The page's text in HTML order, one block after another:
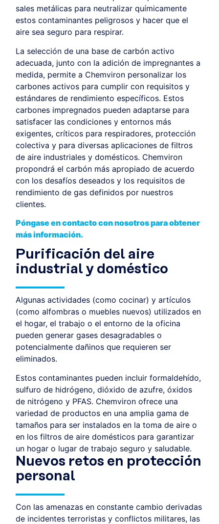
sales metálicas para neutralizar químicamente
estos contaminantes peligrosos y hacer que el
aire sea seguro para respirar.
La selección de una base de carbón activo
adecuada, junto con la adición de impregnantes a
medida, permite a Chemviron personalizar los
carbones activos para cumplir con requisitos y
estándares de rendimiento específicos. Estos
carbones impregnados pueden adaptarse para
satisfacer las condiciones y entornos más
exigentes, críticos para respiradores, protección
colectiva y para diversas aplicaciones de filtros
de aire industriales y domésticos. Chemviron
propondrá el carbón más apropiado de acuerdo
con los desafíos deseados y los requisitos de
rendimiento de gas definidos por nuestros
clientes.
Póngase en contacto con nosotros para obtener
más información.
Purificación del aire
industrial y doméstico
Algunas actividades (como cocinar) y artículos
(como alfombras o muebles nuevos) utilizados en
el hogar, el trabajo o el entorno de la oficina
pueden generar gases desagradables o
potencialmente dañinos que requieren ser
eliminados.
Estos contaminantes pueden incluir formaldehído,
sulfuro de hidrógeno, dióxido de azufre, óxidos
de nitrógeno y PFAS. Chemviron ofrece una
variedad de productos en una amplia gama de
tamaños para ser instalados en la toma de aire o
en los filtros de aire domésticos para garantizar
un hogar o lugar de trabajo seguro y saludable.
Nuevos retos en protección
personal
Con las amenazas en constante cambio derivadas
de incidentes terroristas y conflictos militares, las